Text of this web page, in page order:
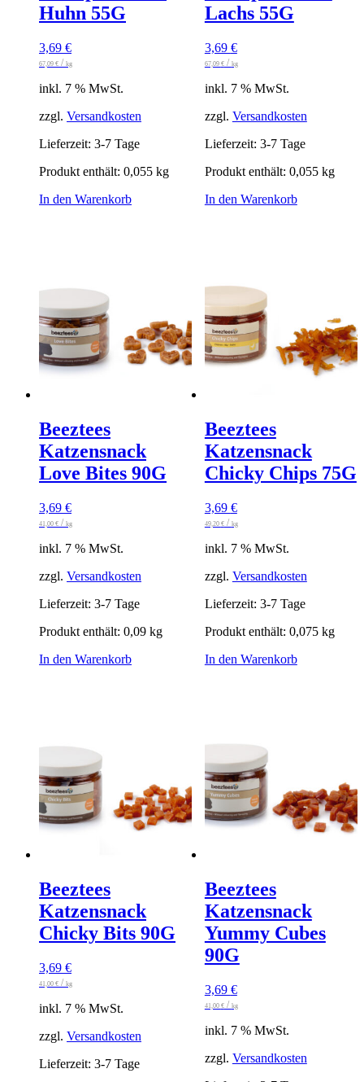
Huhn 55G
3,69 €
67,09 € / kg
inkl. 7 % MwSt.
zzgl. Versandkosten
Lieferzeit: 3-7 Tage
Produkt enthält: 0,055 kg
In den Warenkorb
Lachs 55G
3,69 €
67,09 €/ kg
inkl. 7 % MwSt.
zzgl. Versandkosten
Lieferzeit: 3-7 Tage
Produkt enthält: 0,055 kg
In den Warenkorb
Beeztees
Katzensnack
Love Bites 90G
3,69 €
41,00 € / kg
inkl. 7 % MwSt.
zzgl. Versandkosten
Lieferzeit: 3-7 Tage
Produkt enthält: 0,09 kg
In den Warenkorb
Beeztees
Katzensnack
Chicky Chips 75G
3,69 €
49,20 €/ kg
inkl. 7 % MwSt.
zzgl. Versandkosten
Lieferzeit: 3-7 Tage
Produkt enthält: 0,075 kg
In den Warenkorb
Beeztees
Katzensnack
Chicky Bits 90G
3,69 €
41,00 € / kg
inkl. 7 % MwSt.
zzgl. Versandkosten
Lieferzeit: 3-7 Tage
Beeztees
Katzensnack
Yummy Cubes
90G
3,69 €
41,00 €/ kg
inkl. 7 % MwSt.
zzgl. Versandkosten